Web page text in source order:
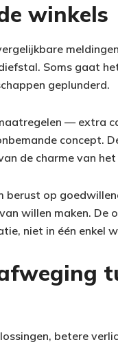
winkels
Soms gaat
geplunderd.
— extra
concept.
de charme van
berust op
willen maken. De
niet in één enkel
betere